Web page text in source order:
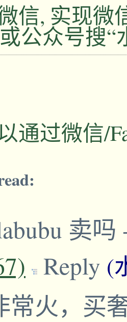
信, 实现微
公众号搜“
通过微信/
卖吗
Reply (
常火，买